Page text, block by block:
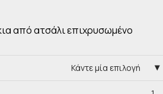
από ατσάλι επιχρυσωμένο
Κάντε μία επιλογή